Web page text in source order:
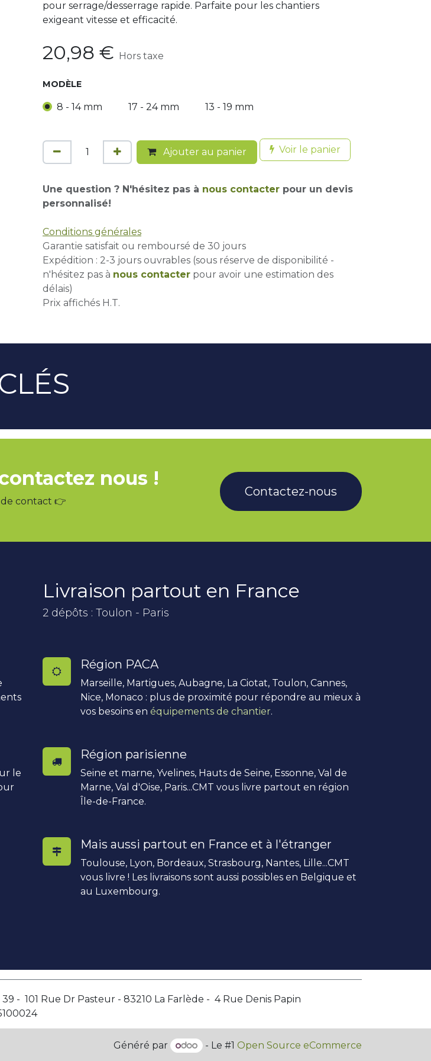
pour serrage/desserrage rapide. Parfaite pour les chantiers
exigeant vitesse et efficacité.
20,98 € Hors taxe
MODÈLE
8 - 14 mm 17 - 24 mm 13 - 19 mm
Ajouter au panier Voir le panier
Une question ? N'hésitez pas à nous contacter pour un devis
personnalisé!
Conditions générales
Garantie satisfait ou remboursé de 30 jours
Expédition : 2-3 jours ouvrables (sous réserve de disponibilité -
n'hésitez pas à nous contacter pour avoir une estimation des
délais)
Prix affichés H.T.
nous !
contact 👉
Contactez-nous
le
Livraison partout en France
2 dépôts : Toulon - Paris
Région PACA
Marseille, Martigues, Aubagne, La Ciotat, Toulon, Cannes,
Nice, Monaco : plus de proximité pour répondre au mieux à
vos besoins en équipements de chantier.
Région parisienne
Seine et marne, Yvelines, Hauts de Seine, Essonne, Val de
Marne, Val d'Oise, Paris...CMT vous livre partout en région
Île-de-France.
Mais aussi partout en France et à l'étranger
Toulouse, Lyon, Bordeaux, Strasbourg, Nantes, Lille...CMT
vous livre ! Les livraisons sont aussi possibles en Belgique et
au Luxembourg.
- 101 Rue Dr Pasteur - 83210 La Farlède - 4 Rue Denis Papin
Généré par - Le #1 Open Source eCommerce